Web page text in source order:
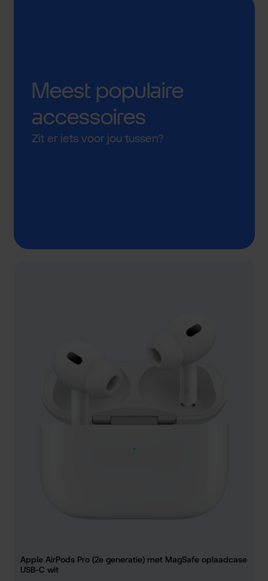
Meest populaire
accessoires
Zit er iets voor jou tussen?
Apple AirPods Pro (2e generatie) met MagSafe oplaadcase
USB-C wit